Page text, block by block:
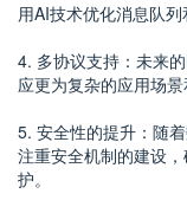
用AI技术优化消息队列
4. 多协议支持：未来
应更为复杂的应用场景
5. 安全性的提升：随
注重安全机制的建设
护。